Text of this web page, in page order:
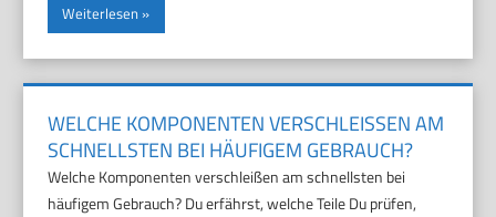
Weiterlesen
WELCHE KOMPONENTEN VERSCHLEISSEN AM S
CHNELLSTEN BEI HÄUFIGEM GEBRAUCH?
Welche Komponenten verschleißen am schnellsten bei
häufigem Gebrauch? Du erfährst, welche Teile Du prüfen,